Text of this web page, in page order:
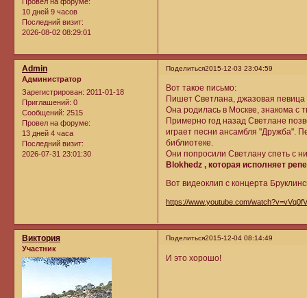
10 дней 9 часов
Последний визит:
2026-08-02 08:29:01
Поделиться2015-12-03 23:04:59
Admin
Администратор
Зарегистрирован: 2011-01-18
Приглашений: 0
Сообщений: 2515
Провел на форуме:
13 дней 4 часа
Последний визит:
2026-07-31 23:01:30
Вот такое письмо:
Пишет Светлана, джазовая
Она родилась в Москве, знакома с
Примерно год назад Светлане
играет песни ансамбля "Дружба".
библиотеке.
Они попросили Светлану спеть с
Blokhedz , которая исполняет
Вот видеоклип с концерта
https://www.youtube.com/
Поделиться2015-12-04 08:14:49
Виктория
Участник
И это хорошо!